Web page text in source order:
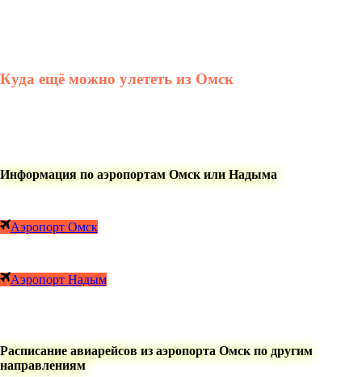
Куда ещё можно улететь из Омск
Информация по аэропортам Омск или Надыма
Аэропорт Омск
Аэропорт Надым
Расписание авиарейсов из аэропорта Омск по другим
направлениям